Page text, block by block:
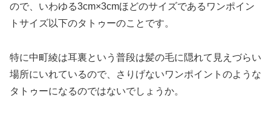
ので、いわゆる3cm×3cmほどのサイズであるワンポイン
トサイズ以下のタトゥーのことです。
特に中町綾は耳裏という普段は髪の毛に隠れて見えづらい
場所にいれているので、さりげないワンポイントのような
タトゥーになるのではないでしょうか。